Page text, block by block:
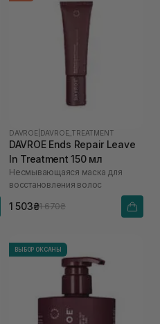
DAVROE DAVROE_TREATMENT
DAVROE Ends Repair Leave
In Treatment 150 мл
Несмывающаяся маска для
восстановления волос
1 503₴1 670₴
ВЫБОР ОКСАНЫ